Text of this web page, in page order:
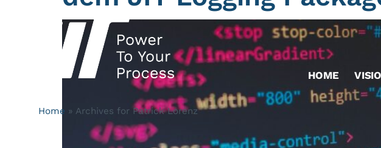
HOME
Home » Archives for Patrick Lorenz